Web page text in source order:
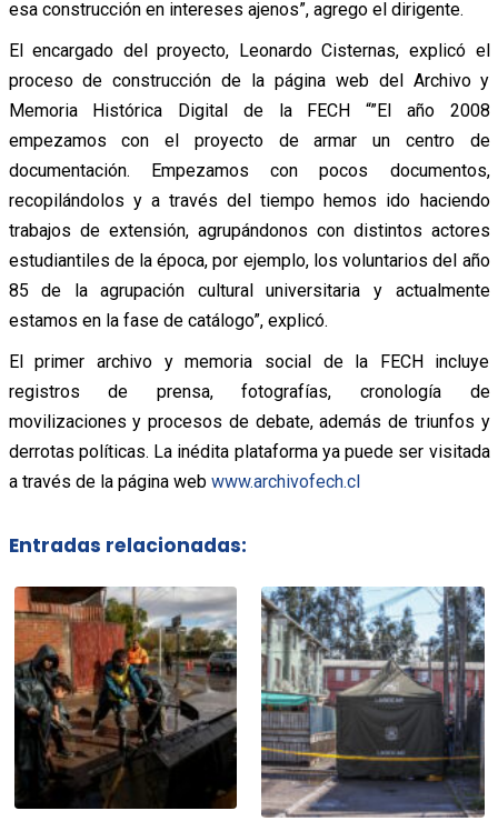
esa construcción en intereses ajenos”, agrego el dirigente.
El encargado del proyecto, Leonardo Cisternas, explicó el
proceso de construcción de la página web del Archivo y
Memoria Histórica Digital de la FECH “”El año 2008
empezamos con el proyecto de armar un centro de
documentación. Empezamos con pocos documentos,
recopilándolos y a través del tiempo hemos ido haciendo
trabajos de extensión, agrupándonos con distintos actores
estudiantiles de la época, por ejemplo, los voluntarios del año
85 de la agrupación cultural universitaria y actualmente
estamos en la fase de catálogo”, explicó.
El primer archivo y memoria social de la FECH incluye
registros de prensa, fotografías, cronología de
movilizaciones y procesos de debate, además de triunfos y
derrotas políticas. La inédita plataforma ya puede ser visitada
a través de la página web www.archivofech.cl
Entradas relacionadas: